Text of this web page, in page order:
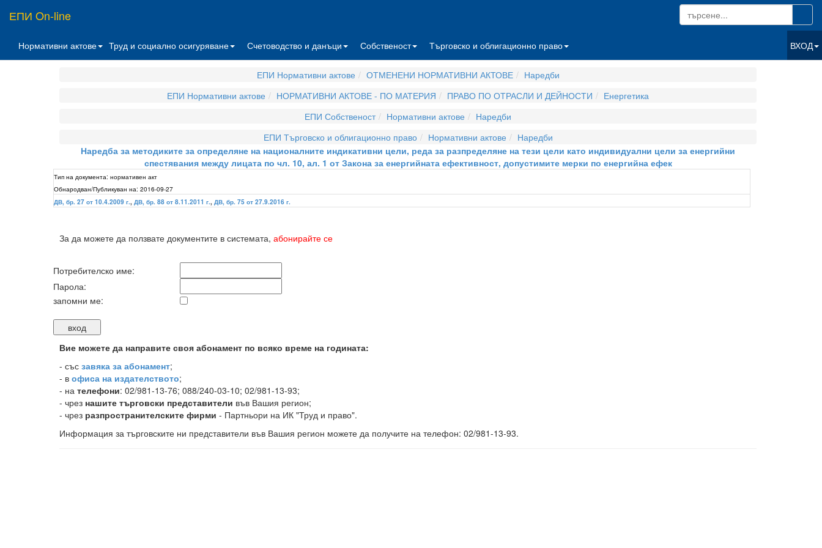
ЕПИ On-line
Нормативни актове Труд и социално осигуряване Счетоводство и данъци Собственост Търговско и облигационно право ВХОД
ЕПИ Нормативни актове ОТМЕНЕНИ НОРМАТИВНИ АКТОВЕ
Наредби
ЕПИ Нормативни актове
НОРМАТИВНИ АКТОВЕ - ПО МАТЕРИЯ ПРАВО ПО ОТРАСЛИ И ДЕЙНОСТИ
Енергетика
ЕПИ Собственост
Нормативни актове
Наредби
ЕПИ Търговско и облигационно право
Нормативни актове
Наредби
Наредба за методиките за определяне на националните индикативни цели, реда за разпределяне на тези цели като индивидуални цели за енергийни
спестявания между лицата по чл. 10, ал. 1 от Закона за енергийната ефективност, допустимите мерки по енергийна ефек
Тип на документа: нормативен акт
Обнародван/Публикуван на: 2016-09-27
ДВ, бр. 27 от 10.4.2009 г., ДВ, бр. 88 от 8.11.2011 г., ДВ, бр. 75 от 27.9.2016 г.
За да можете да ползвате документите в системата, абонирайте се
Потребителско име:
Парола:
запомни ме:
Вие можете да направите своя абонамент по всяко време на годината:
- със завяка за абонамент;
- в офиса на издателството;
- на телефони: 02/981-13-76; 088/240-03-10; 02/981-13-93;
- чрез нашите търговски представители във Вашия регион;
- чрез разпространителските фирми - Партньори на ИК "Труд и право".
Информация за търговските ни представители във Вашия регион можете да получите на телефон: 02/981-13-93.